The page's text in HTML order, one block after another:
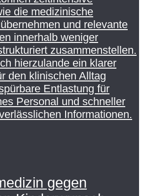
die medizinische
und relevante
innerhalb weniger
zusammenstellen.
hierzulande ein klarer
den klinischen Alltag
Entlastung für
Personal und schneller
Informationen.
gegen